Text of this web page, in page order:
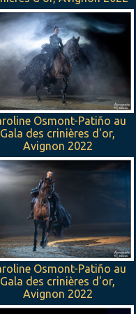
Osmont-Patiño au
Gala des crinières d'or,
Avignon 2022
Osmont-Patiño au
Gala des crinières d'or,
Avignon 2022